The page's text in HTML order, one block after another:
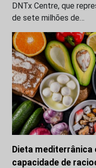
DNTx Centre, que
de sete milhões de…
Dieta mediterrânica
capacidade de